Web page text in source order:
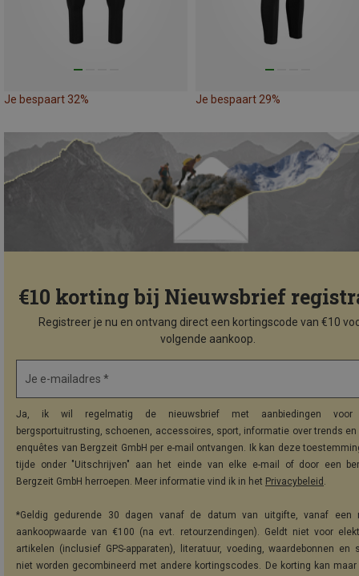
Je bespaart 32% Je bespaart 29%
€10 korting bij Nieuwsbrief
Registreer je nu en ontvang direct een kortingscode van €10
volgende aankoop.
Je e-mailadres *
Ja, ik wil regelmatig de nieuwsbrief met aanbiedingen voor
bergsportuitrusting, schoenen, accessoires, sport, informatie over trends
enquêtes van Bergzeit GmbH per e-mail ontvangen. Ik kan deze
tijde onder "Uitschrijven" aan het einde van elke e-mail of door een
Bergzeit GmbH herroepen. Meer informatie vind ik in het Privacybeleid .
*Geldig gedurende 30 dagen vanaf de datum van uitgifte, vanaf een
aankoopwaarde van €100 (na evt. retourzendingen). Geldt niet voor
artikelen (inclusief GPS-apparaten), literatuur, voeding, waardebonnen en
niet worden gecombineerd met andere kortingscodes. De korting kan maar